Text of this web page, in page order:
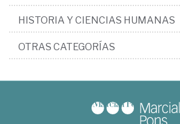
HISTORIA Y CIENCIAS HUMANAS
OTRAS CATEGORÍAS